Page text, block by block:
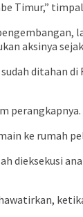
Timur,”
aksinya
ditahan
perangkapnya.
ke rumah
dieksekusi